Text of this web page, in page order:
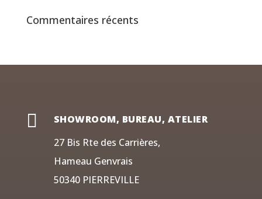
Commentaires récents

SHOWROOM, BUREAU, ATELIER
27 Bis Rte des Carrières,
Hameau Genvrais
50340 PIERREVILLE